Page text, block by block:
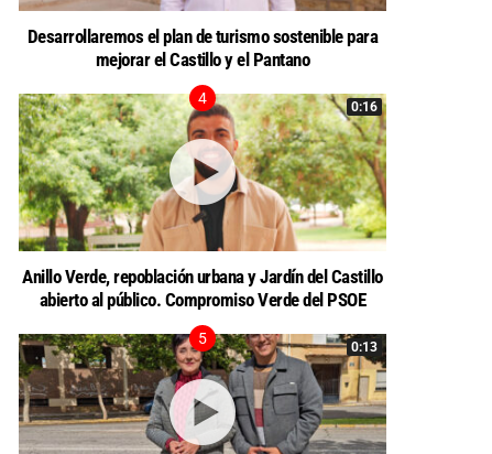
Desarrollaremos el plan de turismo sostenible para
mejorar el Castillo y el Pantano
0:16
Anillo Verde, repoblación urbana y Jardín del Castillo
abierto al público. Compromiso Verde del PSOE
0:13